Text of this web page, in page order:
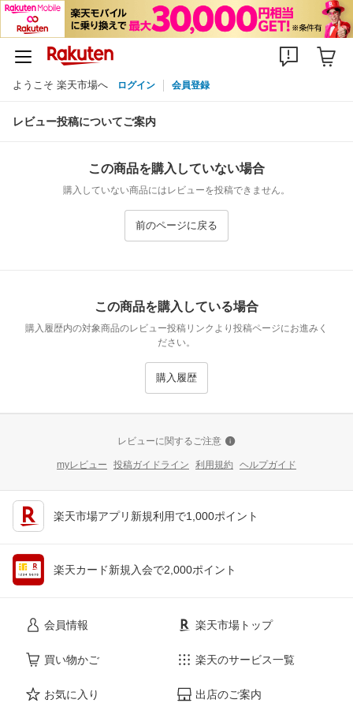
ようこそ 楽天市場へ ログイン 会員登録
レビュー投稿についてご案内
この商品を購入していない場合
購入していない商品にはレビューを投稿できません。
前のページに戻る
この商品を購入している場合
購入履歴内の対象商品のレビュー投稿リンクより投稿ページにお進みく
ださい。
購入履歴
レビューに関するご注意
myレビュー 投稿ガイドライン 利用規約 ヘルプガイド
楽天市場アプリ新規利用で1,000ポイント
楽天カード新規入会で2,000ポイント
会員情報
買い物かご
お気に入り
楽天市場トップ
楽天のサービス一覧
出店のご案内